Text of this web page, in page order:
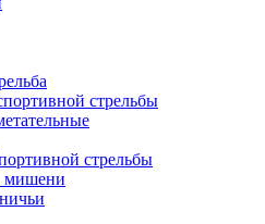
стрельбы
стрельбы
мишени